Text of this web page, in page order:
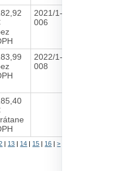
2021/1-
006
2022/1-
008
| 13 | 14 | 15 | 16 |>